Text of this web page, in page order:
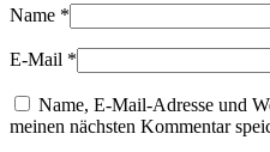
Name *
E-Mail *
Name, E-Mail-Adresse und
meinen nächsten Kommentar